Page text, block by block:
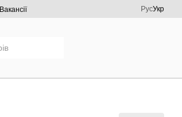
Вакансії
РусУкр